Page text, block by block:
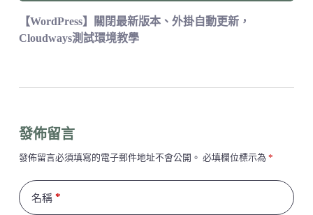
【WordPress】關閉最新版本、外掛自動更新，
Cloudways測試環境教學
發佈留言
發佈留言必須填寫的電子郵件地址不會公開。 必填欄位標示為 *
名稱 *